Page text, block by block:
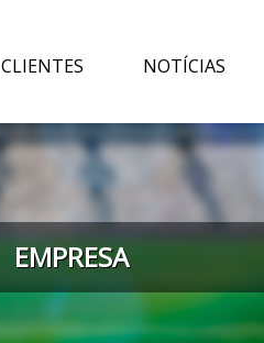
CLIENTES NOTÍCIAS
EMPRESA